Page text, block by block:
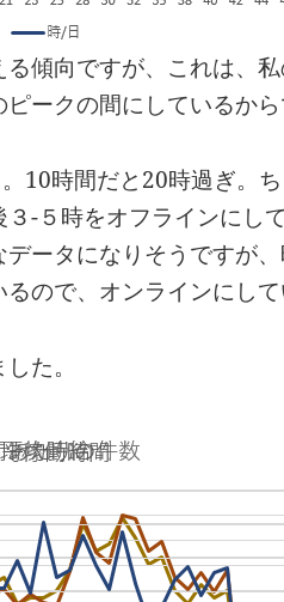
傾向ですが、これは、
ークの間にしているから
10時間だと20時過ぎ。
-５時をオフラインにし
ータになりそうですが
ので、オンラインにして
た。